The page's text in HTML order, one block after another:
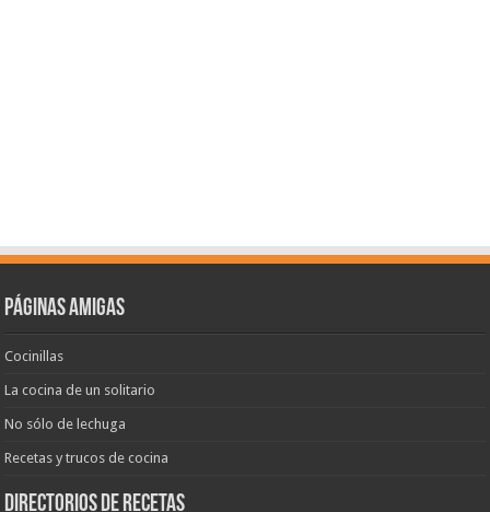
Páginas amigas
Cocinillas
La cocina de un solitario
No sólo de lechuga
Recetas y trucos de cocina
Directorios de recetas